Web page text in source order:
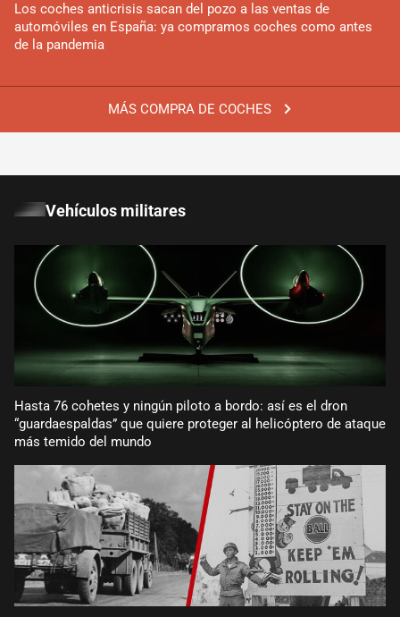
MÁS COMPRA DE COCHES
Los coches anticrisis sacan del pozo a las ventas de
automóviles en España: ya compramos coches como antes
de la pandemia
Vehículos militares
Hasta 76 cohetes y ningún piloto a bordo: así es el dron
“guardaespaldas” que quiere proteger al helicóptero de ataque
más temido del mundo